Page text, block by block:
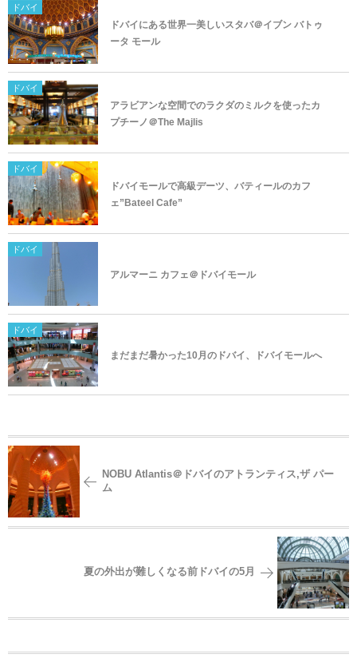
ドバイ
ドバイにある世界一美しいスタバ＠イブン バトゥ
ータ モール
ドバイ
アラビアンな空間でのラクダのミルクを使ったカ
プチーノ＠The Majlis
ドバイ
ドバイモールで高級デーツ、バティールのカフ
ェ”Bateel Cafe”
ドバイ
アルマーニ カフェ＠ドバイモール
ドバイ
まだまだ暑かった10月のドバイ、ドバイモールへ
NOBU Atlantis＠ドバイのアトランティス,ザ パー
ム
夏の外出が難しくなる前ドバイの5月